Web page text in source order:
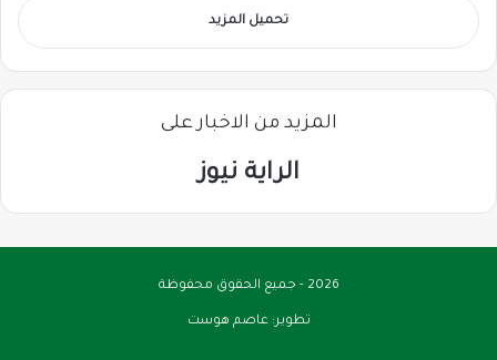
تحميل المزيد
المزيد من الاخبار على
الراية نيوز
2026 - جميع الحقوق محفوظة
تطوير:عاصم هوست